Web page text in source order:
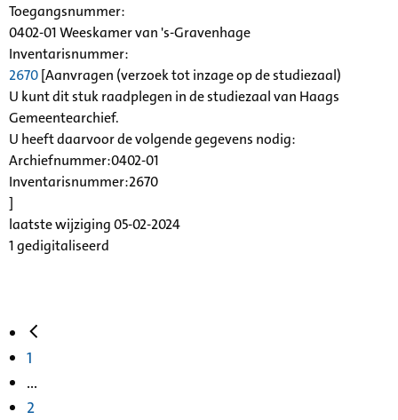
Toegangsnummer:
0402-01 Weeskamer van 's-Gravenhage
Inventarisnummer:
2670[Aanvragen (verzoek tot inzage op de studiezaal)
U kunt dit stuk raadplegen in de studiezaal van Haags
Gemeentearchief.
U heeft daarvoor de volgende gegevens nodig:
Archiefnummer:0402-01
Inventarisnummer:2670
]
laatste wijziging 05-02-2024
1 gedigitaliseerd
1
...
2